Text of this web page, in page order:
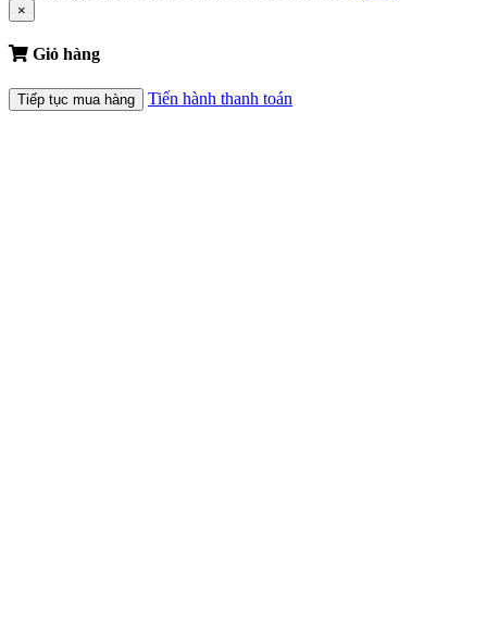
×
Giỏ hàng
Tiếp tục mua hàng Tiến hành thanh toán